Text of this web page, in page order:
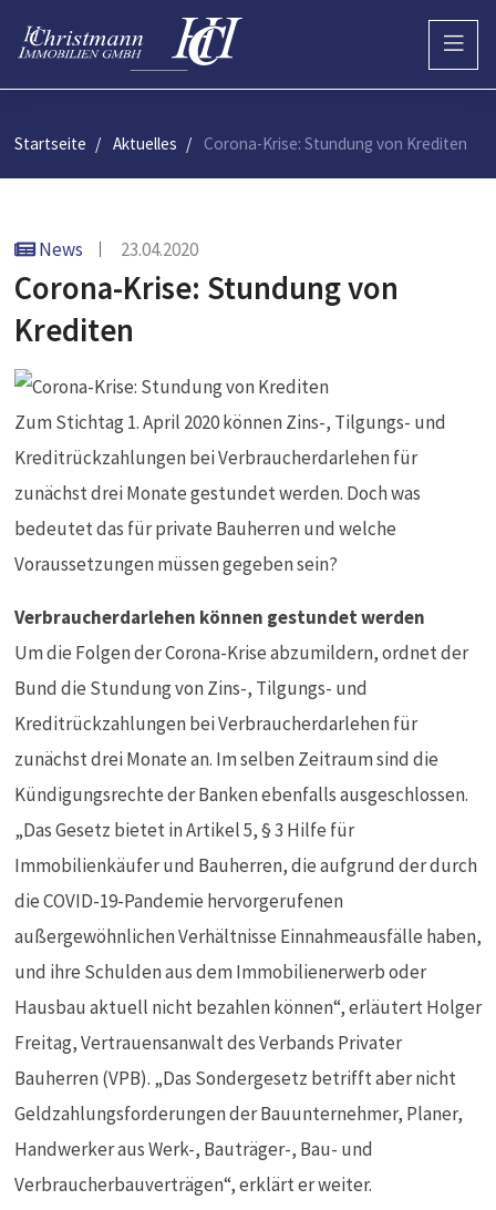
Startseite Aktuelles Corona-Krise: Stundung von Krediten
News 23.04.2020
Corona-Krise: Stundung von
Krediten
Zum Stichtag 1. April 2020 können Zins-, Tilgungs- und
Kreditrückzahlungen bei Verbraucherdarlehen für
zunächst drei Monate gestundet werden. Doch was
bedeutet das für private Bauherren und welche
Voraussetzungen müssen gegeben sein?
Verbraucherdarlehen können gestundet werden
Um die Folgen der Corona-Krise abzumildern, ordnet der
Bund die Stundung von Zins-, Tilgungs- und
Kreditrückzahlungen bei Verbraucherdarlehen für
zunächst drei Monate an. Im selben Zeitraum sind die
Kündigungsrechte der Banken ebenfalls ausgeschlossen.
„Das Gesetz bietet in Artikel 5, § 3 Hilfe für
Immobilienkäufer und Bauherren, die aufgrund der durch
die COVID-19-Pandemie hervorgerufenen
außergewöhnlichen Verhältnisse Einnahmeausfälle haben,
und ihre Schulden aus dem Immobilienerwerb oder
Hausbau aktuell nicht bezahlen können“, erläutert Holger
Freitag, Vertrauensanwalt des Verbands Privater
Bauherren (VPB). „Das Sondergesetz betrifft aber nicht
Geldzahlungsforderungen der Bauunternehmer, Planer,
Handwerker aus Werk-, Bauträger-, Bau- und
Verbraucherbauverträgen“, erklärt er weiter.